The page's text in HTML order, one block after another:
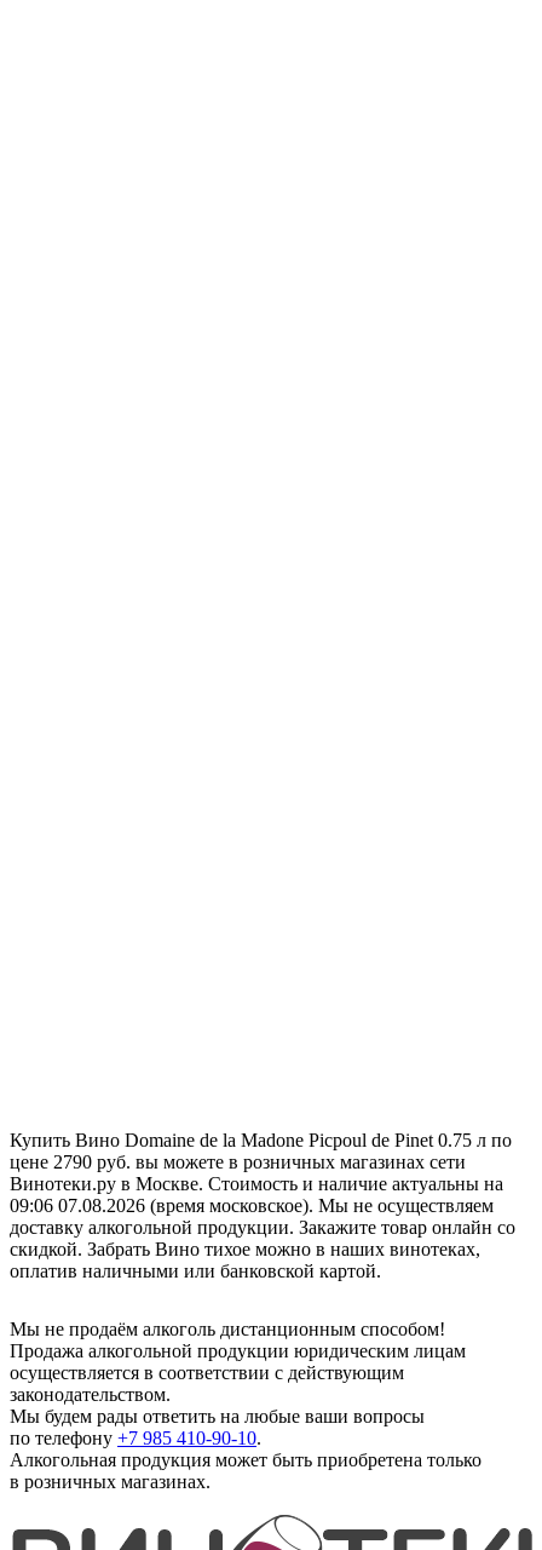
Купить Вино Domaine de la Madone Picpoul de Pinet 0.75 л по
цене 2790 руб. вы можете в розничных магазинах сети
Винотеки.ру в Москве. Стоимость и наличие актуальны на
09:06 07.08.2026 (время московское). Мы не осуществляем
доставку алкогольной продукции. Закажите товар онлайн со
скидкой. Забрать Вино тихое можно в наших винотеках,
оплатив наличными или банковской картой.
Мы не продаём алкоголь дистанционным способом!
Продажа алкогольной продукции юридическим лицам
осуществляется в соответствии с действующим
законодательством.
Мы будем рады ответить на любые ваши вопросы
по телефону +7 985 410-90-10.
Алкогольная продукция может быть приобретена только
в розничных магазинах.